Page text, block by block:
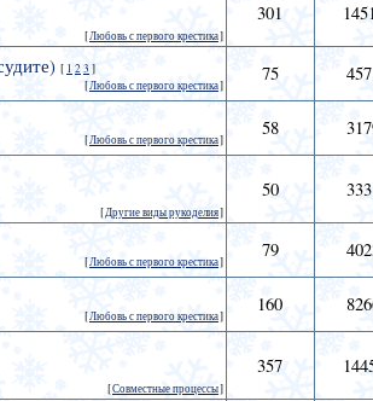
[Любовь с первого крестика]
301
[ 1 23 ]
[Любовь с первого крестика]
75
[Любовь с первого крестика]
58
[Другие виды рукоделия]
50
[Любовь с первого крестика]
79
[Любовь с первого крестика]
160
[Совместные процессы]
357